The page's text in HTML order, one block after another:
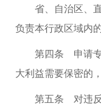
省、自治区、直
负责本行政区域内
第四条 申请专
大利益需要保密的
第五条 对违反